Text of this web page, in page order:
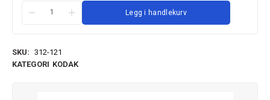
Legg i handlekurv
SKU: 312-121
KATEGORI KODAK